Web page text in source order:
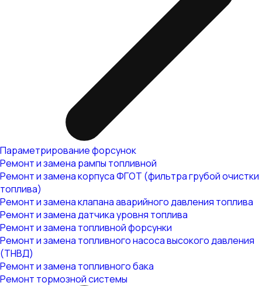
Параметрирование форсунок
Ремонт и замена рампы топливной
Ремонт и замена корпуса ФГОТ (фильтра грубой очистки
топлива)
Ремонт и замена клапана аварийного давления топлива
Ремонт и замена датчика уровня топлива
Ремонт и замена топливной форсунки
Ремонт и замена топливного насоса высокого давления
(ТНВД)
Ремонт и замена топливного бака
Ремонт тормозной системы